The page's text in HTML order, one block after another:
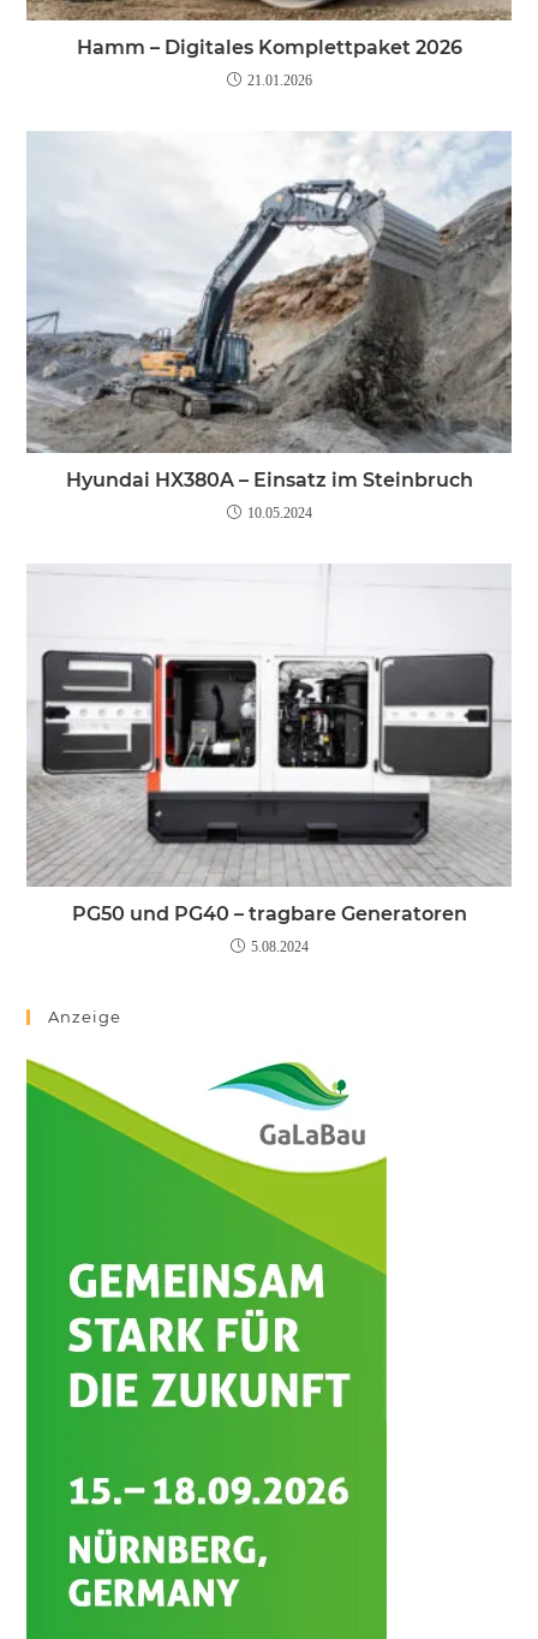
Hamm – Digitales Komplettpaket 2026
21.01.2026
Hyundai HX380A – Einsatz im Steinbruch
10.05.2024
PG50 und PG40 – tragbare Generatoren
5.08.2024
Anzeige